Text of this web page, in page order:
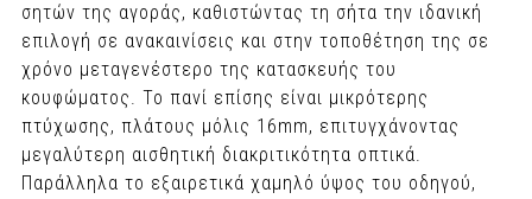
σητών της αγοράς, καθιστώντας τη σήτα την ιδανική
επιλογή σε ανακαινίσεις και στην τοποθέτηση της σε
χρόνο μεταγενέστερο της κατασκευής του
κουφώματος. Το πανί επίσης είναι μικρότερης
πτύχωσης, πλάτους μόλις 16mm, επιτυγχάνοντας
μεγαλύτερη αισθητική διακριτικότητα οπτικά.
Παράλληλα το εξαιρετικά χαμηλό ύψος του οδηγού,